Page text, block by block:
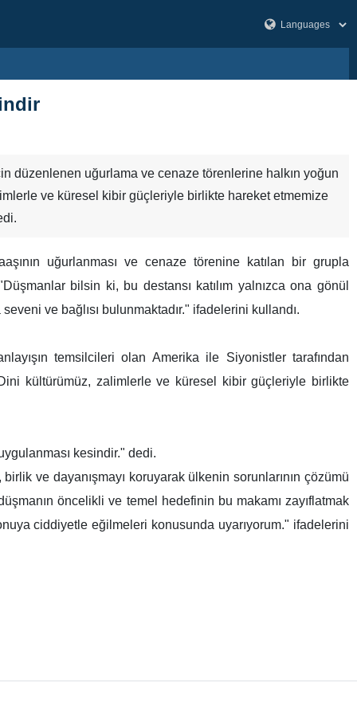
düzenlenen uğurlama ve cenaze törenlerine halkın yoğun
ve küresel kibir güçleriyle birlikte hareket etmemize
uğurlanması ve cenaze törenine katılan bir grupla
bilsin ki, bu destansı katılım yalnızca ona gönül
ve bağlısı bulunmaktadır." ifadelerini kullandı.
temsilcileri olan Amerika ile Siyonistler tarafından
kültürümüz, zalimlerle ve küresel kibir güçleriyle birlikte
kesindir." dedi.
ve dayanışmayı koruyarak ülkenin sorunlarının çözümü
öncelikli ve temel hedefinin bu makamı zayıflatmak
ciddiyetle eğilmeleri konusunda uyarıyorum." ifadelerini